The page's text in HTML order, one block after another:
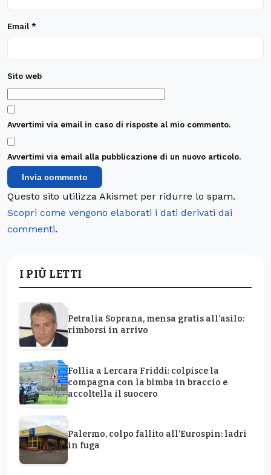
Email *
Sito web
Avvertimi via email in caso di risposte al mio commento.
Avvertimi via email alla pubblicazione di un nuovo articolo.
Questo sito utilizza Akismet per ridurre lo spam.
Scopri come vengono elaborati i dati derivati dai
commenti.
I PIÙ LETTI
Petralia Soprana, mensa gratis all’asilo:
rimborsi in arrivo
Follia a Lercara Friddi: colpisce la
compagna con la bimba in braccio e
accoltella il suocero
Palermo, colpo fallito all’Eurospin: ladri
in fuga